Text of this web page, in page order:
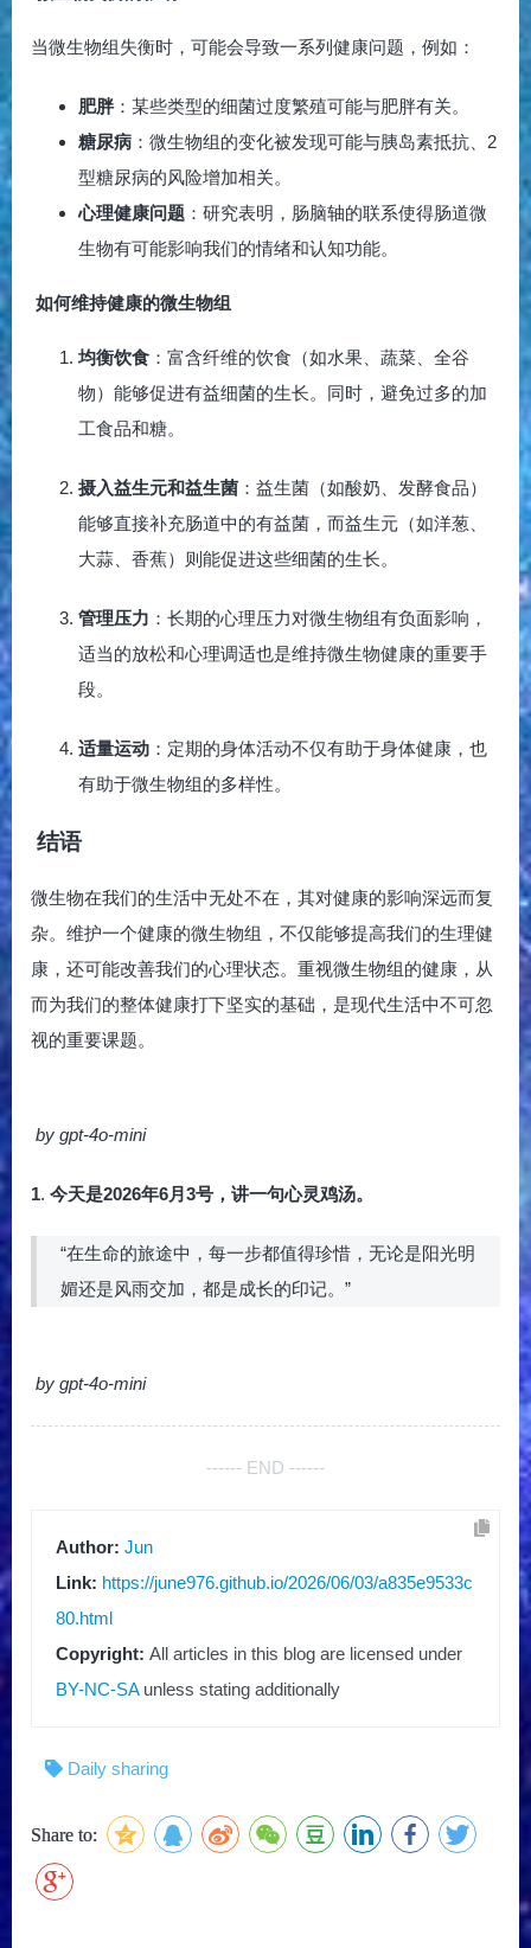
当微生物组失衡时，可能会导致一系列健康问题，例如：
肥胖：某些类型的细菌过度繁殖可能与肥胖有关。
糖尿病 ：微生物组的变化被发现可能与胰岛素抵抗、2
型糖尿病的风险增加相关。
心理健康问题 ：研究表明，肠脑轴的联系使得肠道微
生物有可能影响我们的情绪和认知功能。
如何维持健康的微生物组
均衡饮食 ：富含纤维的饮食（如水果、蔬菜、全谷
物）能够促进有益细菌的生长。同时，避免过多的加
工食品和糖。
摄入益生元和益生菌 ：益生菌（如酸奶、发酵食品）
能够直接补充肠道中的有益菌，而益生元（如洋葱、
大蒜、香蕉）则能促进这些细菌的生长。
管理压力 ：长期的心理压力对微生物组有负面影响，
适当的放松和心理调适也是维持微生物健康的重要手
段。
适量运动 ：定期的身体活动不仅有助于身体健康，也
有助于微生物组的多样性。
结语
微生物在我们的生活中无处不在，其对健康的影响深远而复
杂。维护一个健康的微生物组，不仅能够提高我们的生理健
康，还可能改善我们的心理状态。重视微生物组的健康，从
而为我们的整体健康打下坚实的基础，是现代生活中不可忽
视的重要课题。
by gpt-4o-mini
1. 今天是2026年6月3号，讲一句心灵鸡汤。
“在生命的旅途中，每一步都值得珍惜，无论是阳光明
媚还是风雨交加，都是成长的印记。”
by gpt-4o-mini
------ END ------
Author: Jun
Link: https://june976.github.io/2026/06/03/a835e9533c
80.html
Copyright: All articles in this blog are licensed under
BY-NC-SAunless stating additionally
Daily sharing
Share to: